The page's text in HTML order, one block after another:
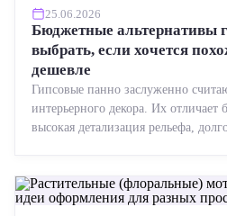
25.06.2026
Бюджетные альтернативы
выбрать, если хочется
дешевле
Гипсовые панно заслуженно
интерьерного декора. Их отличает
высокая детализация рельефа,